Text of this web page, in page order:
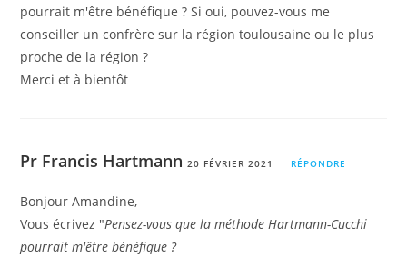
pourrait m'être bénéfique ? Si oui, pouvez-vous me
conseiller un confrère sur la région toulousaine ou le plus
proche de la région ?
Merci et à bientôt
Pr Francis Hartmann 20 FÉVRIER 2021 RÉPONDRE
Bonjour Amandine,
Vous écrivez "Pensez-vous que la méthode Hartmann-Cucchi
pourrait m'être bénéfique ?